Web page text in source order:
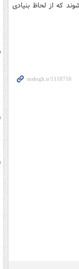
که از لحاظ بنیادی